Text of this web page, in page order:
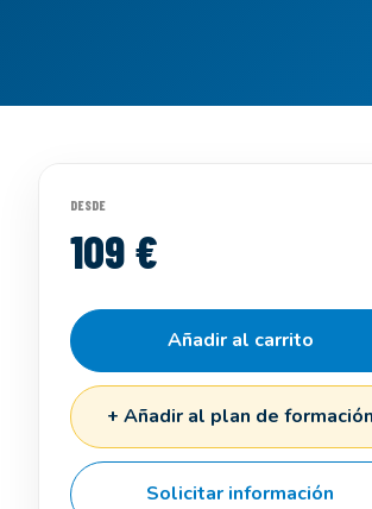
DESDE
109 €
Añadir al carrito
+ Añadir al plan de formación
Solicitar información